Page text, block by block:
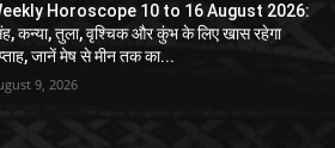
Horoscope 10 to 16 August 2026:
कन्या, तुला, वृश्चिक और कुंभ के लिए खास रहेगा
जानें मेष से मीन तक का...
9, 2026